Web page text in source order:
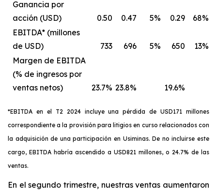
Ganancia por
acción (USD)
0.50 0.47 5% 0.29
68%
EBITDA* (millones
de USD)
733 696 5% 650
13%
Margen de EBITDA
(% de ingresos por
ventas netos)
23.7% 23.8% 19.6%
*EBITDA en el T2 2024 incluye una pérdida de USD171 millones
correspondiente a la provisión para litigios en curso relacionados con
la adquisición de una participación en Usiminas. De no incluirse este
cargo, EBITDA habría ascendido a USD821 millones, o 24.7% de las
ventas.
En el segundo trimestre, nuestras ventas aumentaron